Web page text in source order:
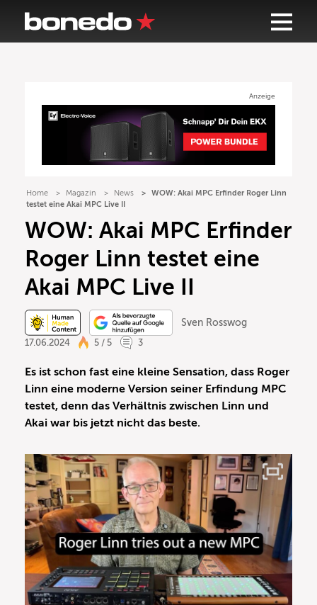
Anzeige
Home Magazin News
WOW: Akai MPC Erfinder Roger Linn
testet eine Akai MPC Live II
WOW: Akai MPC Erfinder
Roger Linn testet eine
Akai MPC Live II
Sven Rosswog
17.06.2024
5 / 5 3
Es ist schon fast eine kleine Sensation, dass Roger
Linn eine moderne Version seiner Erfindung MPC
testet, denn das Verhältnis zwischen Linn und
Akai war bis jetzt nicht das beste.